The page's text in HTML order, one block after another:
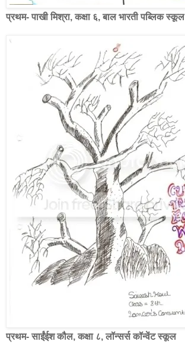
प्रथम- पाखी मिश्रा, कक्षा ६, बाल भारती पब्लिक स्कूल
प्रथम- साईंईश कौल, कक्षा ८, लॉन्सर्स कॉन्वेंट स्कूल